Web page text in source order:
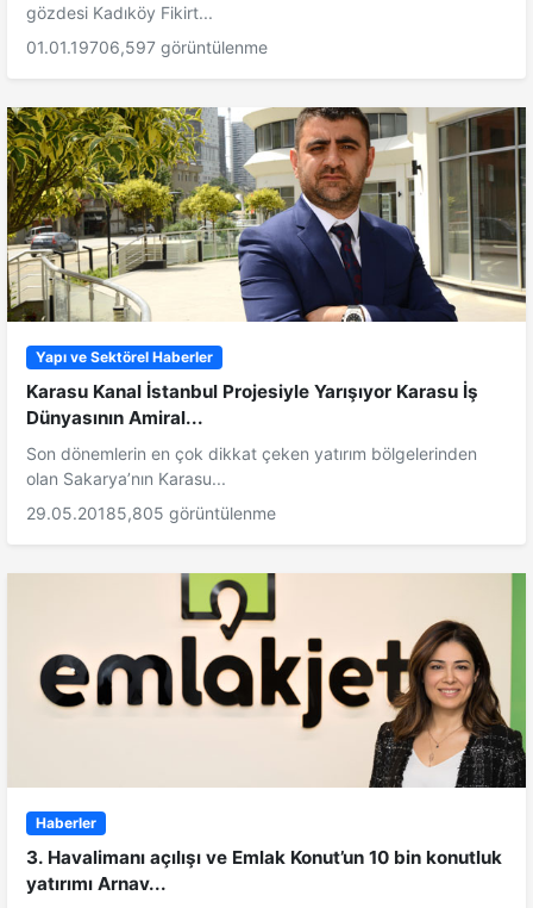
gözdesi Kadıköy Fikirt...
01.01.19706,597 görüntülenme
Yapı ve Sektörel Haberler
Karasu Kanal İstanbul Projesiyle Yarışıyor Karasu İş
Dünyasının Amiral...
Son dönemlerin en çok dikkat çeken yatırım bölgelerinden
olan Sakarya’nın Karasu...
29.05.20185,805 görüntülenme
Haberler
3. Havalimanı açılışı ve Emlak Konut’un 10 bin konutluk
yatırımı Arnav...